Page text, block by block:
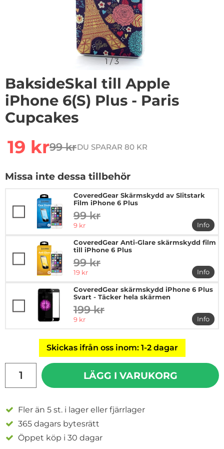
1/3
BaksideSkal till Apple
iPhone 6(S) Plus - Paris
Cupcakes
rea pris
19 krtidigare pris
99 krDU SPARAR 80 KR
Missa inte dessa tillbehör
CoveredGear Skärmskydd av Slitstark
Film iPhone 6 Plus
tidigare pris
99 kr
rea pris
9 kr
Info
mer
CoveredGear Anti-Glare skärmskydd film
till iPhone 6 Plus
tidigare pris
99 kr
rea pris
19 kr
Info
mer
CoveredGear skärmskydd iPhone 6 Plus
Svart - Täcker hela skärmen
tidigare pris
199 kr
rea pris
9 kr
Info
mer
Skickas ifrån oss inom: 1-2 dagar
LÄGG I VARUKORG
Fler än 5 st. i lager eller fjärrlager
365 dagars bytesrätt
Öppet köp i 30 dagar